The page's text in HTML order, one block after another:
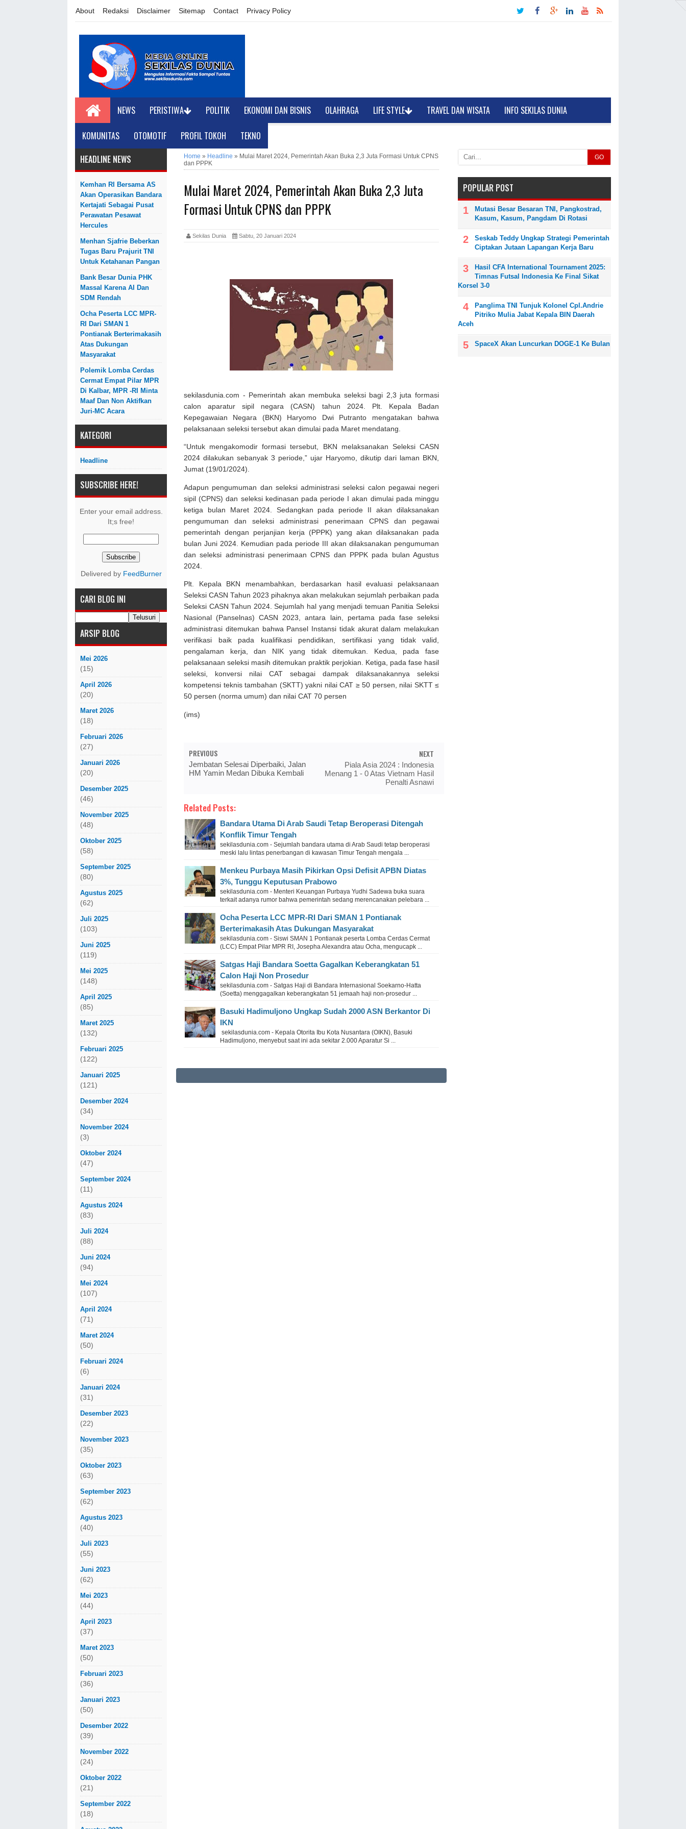
About Redaksi Disclaimer Sitemap Contact Privacy Policy
NEWS PERISTIWA POLITIK EKONOMI DAN BISNIS OLAHRAGA LIFE STYLE TRAVEL DAN WISATA INFO SEKILAS DUNIA
KOMUNITAS OTOMOTIF PROFIL TOKOH
TEKNO
HEADLINE NEWS
Kemhan RI Bersama AS
Akan Operasikan Bandara
Kertajati Sebagai Pusat
Perawatan Pesawat
Hercules
Menhan Sjafrie Beberkan
Tugas Baru Prajurit TNI
Untuk Ketahanan Pangan
Bank Besar Dunia PHK
Massal Karena AI Dan
SDM Rendah
Ocha Peserta LCC MPR-
RI Dari SMAN 1
Pontianak Berterimakasih
Atas Dukungan
Masyarakat
Polemik Lomba Cerdas
Cermat Empat Pilar MPR
Di Kalbar, MPR -RI Minta
Maaf Dan Non Aktifkan
Juri-MC Acara
KATEGORI
Headline
SUBSCRIBE HERE!
Enter your email address.
It;s free!
Delivered by FeedBurner
CARI BLOG INI
ARSIP BLOG
Mei 2026
(15)
April 2026
(20)
Maret 2026
(18)
Februari 2026
(27)
Januari 2026
(20)
Desember 2025
(46)
November 2025
(48)
Oktober 2025
(58)
September 2025
(80)
Agustus 2025
(62)
Juli 2025
(103)
Juni 2025
(119)
Mei 2025
(148)
April 2025
(85)
Maret 2025
(132)
Februari 2025
(122)
Januari 2025
(121)
Desember 2024
(34)
November 2024
(3)
Oktober 2024
(47)
September 2024
(11)
Agustus 2024
(83)
Juli 2024
(88)
Juni 2024
(94)
Mei 2024
(107)
April 2024
(71)
Maret 2024
(50)
Februari 2024
(6)
Januari 2024
(31)
Desember 2023
(22)
November 2023
(35)
Oktober 2023
(63)
September 2023
(62)
Agustus 2023
(40)
Juli 2023
(55)
Juni 2023
(62)
Mei 2023
(44)
April 2023
(37)
Maret 2023
(50)
Februari 2023
(36)
Januari 2023
(50)
Desember 2022
(39)
November 2022
(24)
Oktober 2022
(21)
September 2022
(18)
Home » Headline » Mulai Maret 2024, Pemerintah Akan Buka 2,3 Juta Formasi Untuk CPNS
dan PPPK
Mulai Maret 2024, Pemerintah Akan Buka 2,3 Juta
Formasi Untuk CPNS dan PPPK
Sekilas Dunia Sabtu, 20 Januari 2024
sekilasdunia.com - Pemerintah akan membuka seleksi bagi 2,3 juta formasi
calon aparatur sipil negara (CASN) tahun 2024. Plt. Kepala Badan
Kepegawaian Negara (BKN) Haryomo Dwi Putranto mengatakan bahwa
pelaksanaan seleksi tersebut akan dimulai pada Maret mendatang.
“Untuk mengakomodir formasi tersebut, BKN melaksanakan Seleksi CASN
2024 dilakukan sebanyak 3 periode,” ujar Haryomo, dikutip dari laman BKN,
Jumat (19/01/2024).
Adapun pengumuman dan seleksi administrasi seleksi calon pegawai negeri
sipil (CPNS) dan seleksi kedinasan pada periode I akan dimulai pada minggu
ketiga bulan Maret 2024. Sedangkan pada periode II akan dilaksanakan
pengumuman dan seleksi administrasi penerimaan CPNS dan pegawai
pemerintah dengan perjanjian kerja (PPPK) yang akan dilaksanakan pada
bulan Juni 2024. Kemudian pada periode III akan dilaksanakan pengumuman
dan seleksi administrasi penerimaan CPNS dan PPPK pada bulan Agustus
2024.
Plt. Kepala BKN menambahkan, berdasarkan hasil evaluasi pelaksanaan
Seleksi CASN Tahun 2023 pihaknya akan melakukan sejumlah perbaikan pada
Seleksi CASN Tahun 2024. Sejumlah hal yang menjadi temuan Panitia Seleksi
Nasional (Panselnas) CASN 2023, antara lain, pertama pada fase seleksi
administrasi ditemukan bahwa Pansel Instansi tidak akurat dalam melakukan
verifikasi baik pada kualifikasi pendidikan, sertifikasi yang tidak valid,
pengalaman kerja, dan NIK yang tidak ditemukan. Kedua, pada fase
pelaksanaan seleksi masih ditemukan praktik perjokian. Ketiga, pada fase hasil
seleksi, konversi nilai CAT sebagai dampak dilaksanakannya seleksi
kompetensi teknis tambahan (SKTT) yakni nilai CAT ≥ 50 persen, nilai SKTT ≤
50 persen (norma umum) dan nilai CAT 70 persen
(ims)
PREVIOUS
Jembatan Selesai Diperbaiki, Jalan
HM Yamin Medan Dibuka Kembali
NEXT
Piala Asia 2024 : Indonesia
Menang 1 - 0 Atas Vietnam Hasil
Penalti Asnawi
Related Posts:
Bandara Utama Di Arab Saudi Tetap Beroperasi Ditengah
Konflik Timur Tengah
sekilasdunia.com - Sejumlah bandara utama di Arab Saudi tetap beroperasi
meski lalu lintas penerbangan di kawasan Timur Tengah mengala ...
Menkeu Purbaya Masih Pikirkan Opsi Defisit APBN Diatas
3%, Tunggu Keputusan Prabowo
sekilasdunia.com - Menteri Keuangan Purbaya Yudhi Sadewa buka suara
terkait adanya rumor bahwa pemerintah sedang merencanakan pelebara ...
Ocha Peserta LCC MPR-RI Dari SMAN 1 Pontianak
Berterimakasih Atas Dukungan Masyarakat
sekilasdunia.com - Siswi SMAN 1 Pontianak peserta Lomba Cerdas Cermat
(LCC) Empat Pilar MPR RI, Josepha Alexandra atau Ocha, mengucapk ...
Satgas Haji Bandara Soetta Gagalkan Keberangkatan 51
Calon Haji Non Prosedur
sekilasdunia.com - Satgas Haji di Bandara Internasional Soekarno-Hatta
(Soetta) menggagalkan keberangkatan 51 jemaah haji non-prosedur ...
Basuki Hadimuljono Ungkap Sudah 2000 ASN Berkantor Di
IKN
sekilasdunia.com - Kepala Otorita Ibu Kota Nusantara (OIKN), Basuki
Hadimuljono, menyebut saat ini ada sekitar 2.000 Aparatur Si ...
GO
POPULAR POST
Mutasi Besar Besaran TNI, Pangkostrad,
Kasum, Kasum, Pangdam Di Rotasi
Seskab Teddy Ungkap Strategi Pemerintah
Ciptakan Jutaan Lapangan Kerja Baru
Hasil CFA International Tournament 2025:
Timnas Futsal Indonesia Ke Final Sikat
Korsel 3-0
Panglima TNI Tunjuk Kolonel Cpl.Andrie
Pitriko Mulia Jabat Kepala BIN Daerah
Aceh
SpaceX Akan Luncurkan DOGE-1 Ke Bulan